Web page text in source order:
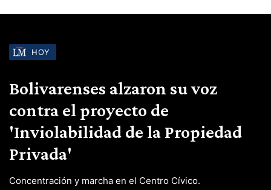
HOY
Bolivarenses alzaron su voz
contra el proyecto de
'Inviolabilidad de la Propiedad
Privada'
Concentración y marcha en el Centro Cívico.